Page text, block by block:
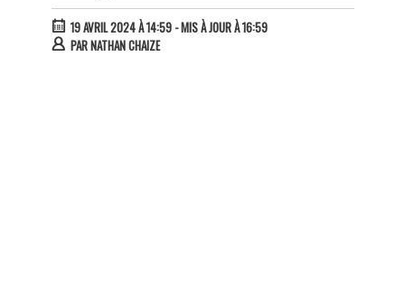
19 AVRIL 2024 À 14:59- MIS À JOUR À 16:59
PARNATHAN CHAIZE